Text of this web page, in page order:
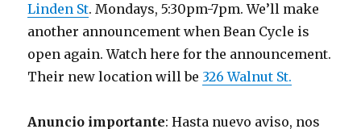
Linden St. Mondays, 5:30pm-7pm. We’ll make
another announcement when Bean Cycle is
open again. Watch here for the announcement.
Their new location will be 326 Walnut St.
Anuncio importante: Hasta nuevo aviso, nos